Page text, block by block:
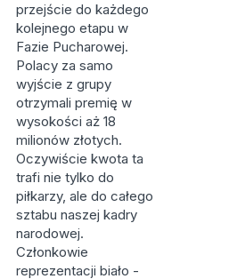
przejście do każdego
kolejnego etapu w
Fazie Pucharowej.
Polacy za samo
wyjście z grupy
otrzymali premię w
wysokości aż 18
milionów złotych.
Oczywiście kwota ta
trafi nie tylko do
piłkarzy, ale do całego
sztabu naszej kadry
narodowej.
Członkowie
reprezentacji biało -